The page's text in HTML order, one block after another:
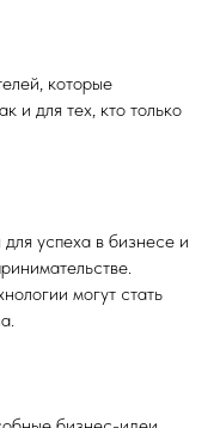
которые
и для тех, кто только
успеха в бизнесе и
могут стать